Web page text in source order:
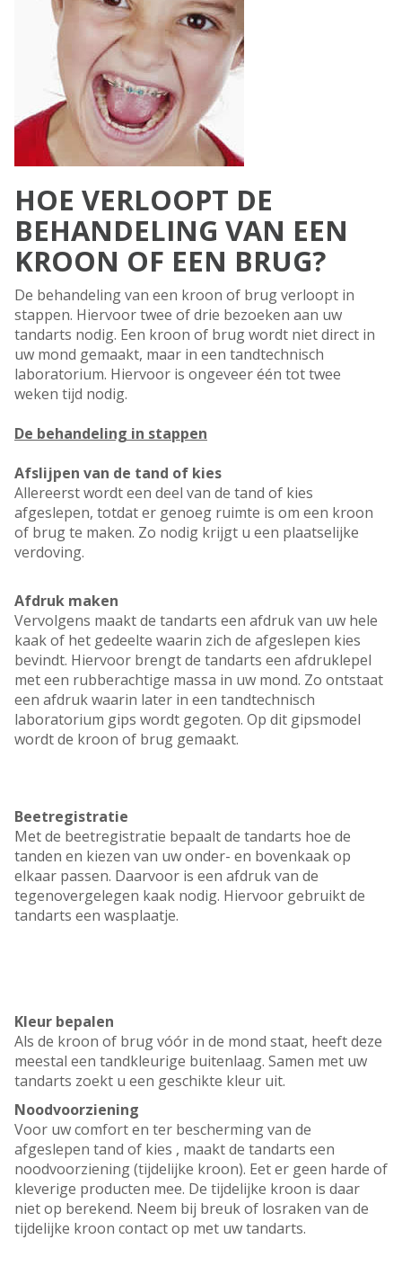
HOE VERLOOPT DE
BEHANDELING VAN EEN
KROON OF EEN BRUG?
De behandeling van een kroon of brug verloopt in
stappen. Hiervoor twee of drie bezoeken aan uw
tandarts nodig. Een kroon of brug wordt niet direct in
uw mond gemaakt, maar in een tandtechnisch
laboratorium. Hiervoor is ongeveer één tot twee
weken tijd nodig.
De behandeling in stappen
Afslijpen van de tand of kies
Allereerst wordt een deel van de tand of kies
afgeslepen, totdat er genoeg ruimte is om een kroon
of brug te maken. Zo nodig krijgt u een plaatselijke
verdoving.
Afdruk maken
Vervolgens maakt de tandarts een afdruk van uw hele
kaak of het gedeelte waarin zich de afgeslepen kies
bevindt. Hiervoor brengt de tandarts een afdruklepel
met een rubberachtige massa in uw mond. Zo ontstaat
een afdruk waarin later in een tandtechnisch
laboratorium gips wordt gegoten. Op dit gipsmodel
wordt de kroon of brug gemaakt.
Beetregistratie
Met de beetregistratie bepaalt de tandarts hoe de
tanden en kiezen van uw onder- en bovenkaak op
elkaar passen. Daarvoor is een afdruk van de
tegenovergelegen kaak nodig. Hiervoor gebruikt de
tandarts een wasplaatje.
Kleur bepalen
Als de kroon of brug vóór in de mond staat, heeft deze
meestal een tandkleurige buitenlaag. Samen met uw
tandarts zoekt u een geschikte kleur uit.
Noodvoorziening
Voor uw comfort en ter bescherming van de
afgeslepen tand of kies , maakt de tandarts een
noodvoorziening (tijdelijke kroon). Eet er geen harde of
kleverige producten mee. De tijdelijke kroon is daar
niet op berekend. Neem bij breuk of losraken van de
tijdelijke kroon contact op met uw tandarts.